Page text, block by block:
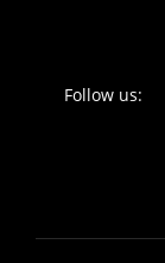
Follow us: